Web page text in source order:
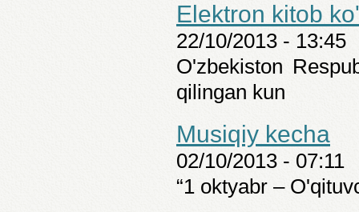
Elektron kitob
22/10/2013 - 13:45
O'zbekiston
qilingan kun
Musiqiy kecha
02/10/2013 - 07:11
“1 oktyabr –